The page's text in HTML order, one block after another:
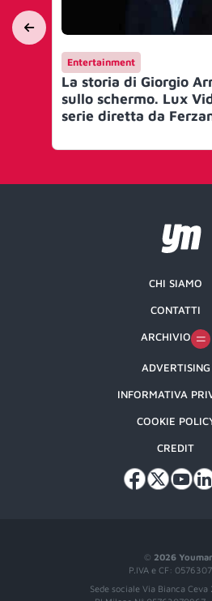
Entertainment
La storia di Giorgio
sullo schermo. Lux
serie diretta da
© 2026
P.IVA e CF:
Sede sociale Via Bianca
CHI SIAMO
CONTATTI
ARCHIVIO
ADVERTISING
INFORMATIVA
COOKIE
CREDIT